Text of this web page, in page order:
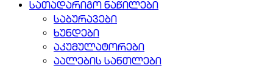
სათადარიგო ნაწილები
საბურავები
ხუნდები
აკუმულატორები
აალების სანთლები